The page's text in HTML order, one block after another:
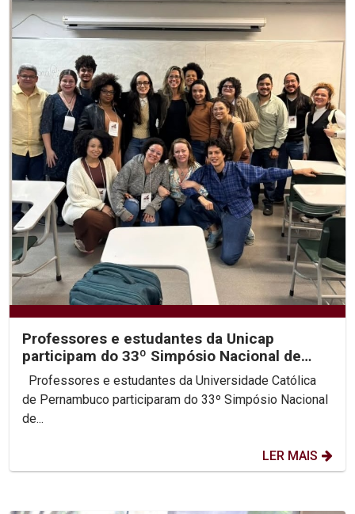
Professores e estudantes da Unicap
participam do 33º Simpósio Nacional de
História da ANPUH
de Pernambuco participaram do 33º Simpósio Nacional
de...
LER MAIS